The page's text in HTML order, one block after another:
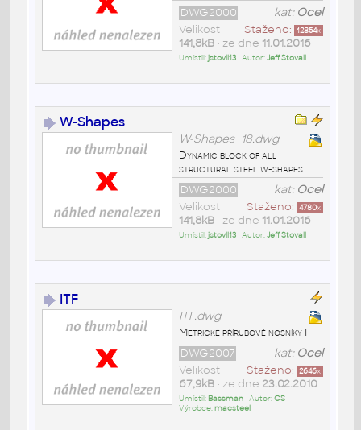
kat: Ocel
DWG2000
Staženo: 12854x
Velikost
141,8kB• ze dne 11.01.2016
Umístil:jstovll13• Autor:Jeff Stovall
W-Shapes
W-Shapes_18.dwg
Dynamic block of all
structural steel w-shapes
kat: Ocel
DWG2000
Staženo: 4780x
Velikost
141,8kB• ze dne 11.01.2016
Umístil:jstovll13• Autor:Jeff Stovall
ITF
ITF.dwg
Metrické přírubové nosníky I
kat: Ocel
DWG2007
Staženo: 2646x
Velikost
67,9kB• ze dne 23.02.2010
Umístil: Bassman• Autor:CS•
Výrobce:macsteel